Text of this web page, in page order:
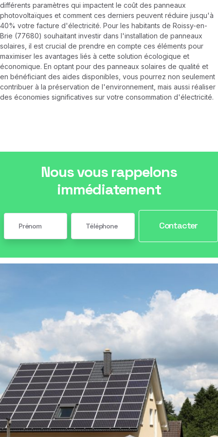
différents paramètres qui impactent le coût des panneaux
photovoltaïques et comment ces derniers peuvent réduire jusqu'à
40% votre facture d'électricité. Pour les habitants de Roissy-en-
Brie (77680) souhaitant investir dans l'installation de panneaux
solaires, il est crucial de prendre en compte ces éléments pour
maximiser les avantages liés à cette solution écologique et
économique. En optant pour des panneaux solaires de qualité et
en bénéficiant des aides disponibles, vous pourrez non seulement
contribuer à la préservation de l'environnement, mais aussi réaliser
des économies significatives sur votre consommation d'électricité.
Nous vous rappelons
immédiatement
Contacter